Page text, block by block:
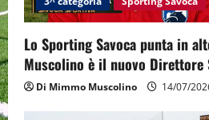
i
o
n
Lo Sporting Savoca punta in
Muscolino è il nuovo Direttore
Di Mimmo Muscolino 14/07/